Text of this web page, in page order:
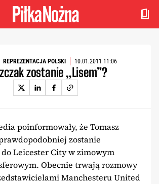
REPREZENTACJA POLSKI 10.01.2011 11:06
zostanie „Lisem”?
poinformowały, że Tomasz
zostanie
Leicester City w zimowym
Obecnie trwają rozmowy
Manchesteru United